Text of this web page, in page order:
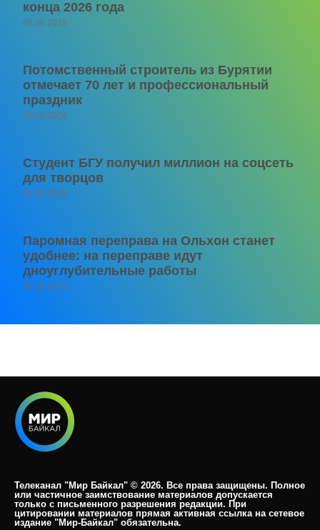
конца 2026 года
06.08.2026
Потомственный строитель из Бурятии
отмечает 70 лет и профессиональный
праздник
06.08.2026
Студент БГУ получил миллион на соцсеть
для творцов
06.08.2026
Паромная переправа на Ольхон станет
удобнее: на переправе идут
дноуглубительные работы
06.08.2026
Телеканал "Мир Байкал" © 2026. Все права защищены. Полное
или частичное заимствование материалов допускается
только с письменного разрешения редакции. При
цитировании материалов прямая активная ссылка на сетевое
издание "Мир-Байкал" обязательна.​